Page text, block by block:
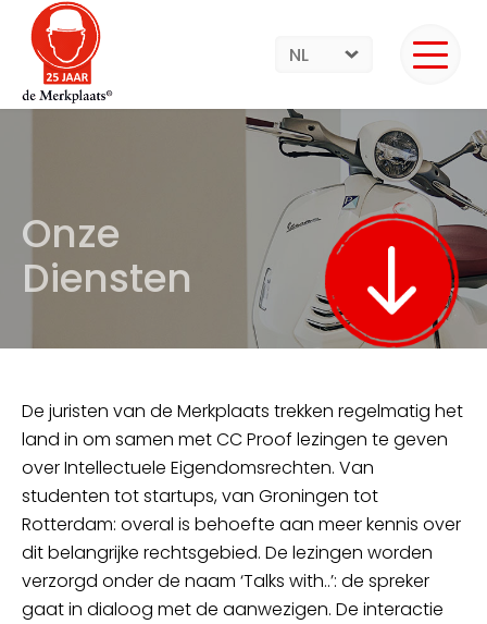
NL
Onze
Diensten
De juristen van de Merkplaats trekken regelmatig het
land in om samen met CC Proof lezingen te geven
over Intellectuele Eigendomsrechten. Van
studenten tot startups, van Groningen tot
Rotterdam: overal is behoefte aan meer kennis over
dit belangrijke rechtsgebied. De lezingen worden
verzorgd onder de naam ‘Talks with..’: de spreker
gaat in dialoog met de aanwezigen. De interactie